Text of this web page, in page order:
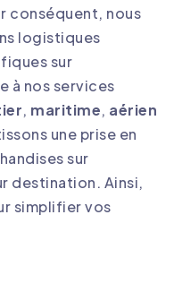
conséquent, nous
logistiques
sur
à nos services
, maritime, aérien
une prise en
sur
destination. Ainsi,
simplifier vos